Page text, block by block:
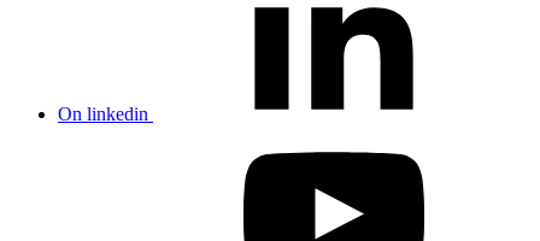
On linkedin